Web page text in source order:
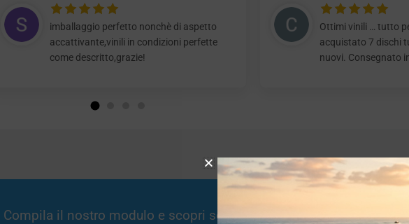
imballaggio perfetto nonchè di aspetto
accattivante,vinili in condizioni perfette
come descritto,grazie!
Ottimi vinili … tutto
acquistato 7 dischi
nuovi. Consegnato
Compila il nostro modulo e scopri se potremmo essere interessati!